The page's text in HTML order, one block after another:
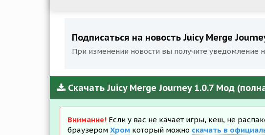
Подписаться на новость Juicy Merge
При изменении новости вы получите уведомление
Скачать Juicy Merge Journey 1.0.7 Мод
Внимание! Если у вас не качает игры, кеш, не
браузером Хром который можно скачать в